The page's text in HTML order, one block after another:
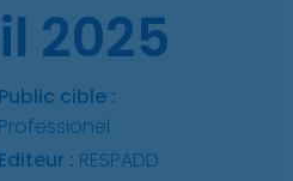
2025
Public cible :
Professionel
Editeur : RESPADD